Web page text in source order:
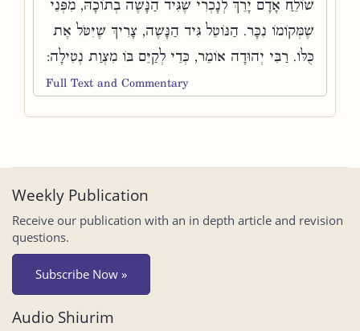
שׁוֹלֵחַ אָדָם יָרֵךְ לְנָכְרִי שֶׁגִּיד הַנָּשֶׁה בְתוֹכָהּ, מִפְּנֵי
שֶׁמְּקוֹמוֹ נִכָּר. הַנּוֹטֵל גִּיד הַנָּשֶׁה, צָרִיךְ שֶׁיִּטֹּל אֶת
כֻּלּוֹ. רַבִּי יְהוּדָה אוֹמֵר, כְּדֵי לְקַיֵּם בּוֹ מִצְוַת נְטִילָה:
Full Text and Commentary
Weekly Publication
Receive our publication with an in depth article and revision
questions.
Subscribe Now »
Audio Shiurim